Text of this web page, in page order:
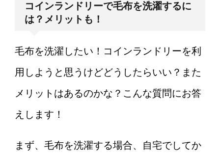
い・・・私だけでしょうか？
愚痴ばかり言う彼氏への対応
方法とは
う！？その心理に迫ります！
コインランドリーで毛布を洗濯するに
は？メリットも！
毛布を洗濯したい！コインランドリーを利
用しようと思うけどどうしたらいい？また
メリットはあるのかな？こんな質問にお答
えします！
まず、毛布を洗濯する場合、自宅でしてか